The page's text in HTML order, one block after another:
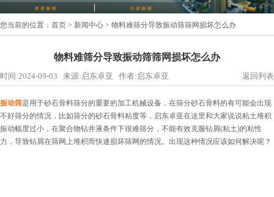
您当前的位置： 首页 > 新闻中心 > 物料难筛分导致振动筛筛网损坏怎么办
物料难筛分导致振动筛筛网损坏怎么办
时间:2024-09-03 来源:启东卓亚 作者:启东卓亚 返回列表
振动筛是用于砂石骨料筛分的重要的加工机械设备，在筛分砂石骨料的有可能会出现
不好筛分的情况，比如筛分的砂石骨料粘度等，启东卓亚在这里和大家说说粘土堆积
振动幅度过小，在聚合物钻井液条件下很难筛分，不能有效克服钻屑(粘土)的粘性
力，导致钻屑在筛网上堆积而快速损坏筛网的情况。出现这种情况应该如何解决呢？